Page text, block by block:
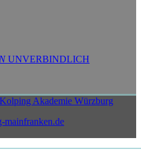
UNVERBINDLICH
mainfranken.de